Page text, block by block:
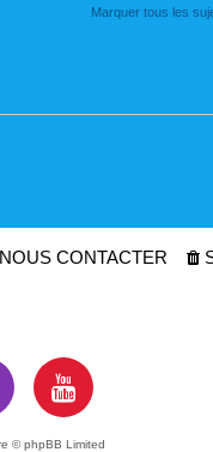
Marquer tous les
NOUS CONTACTER
© phpBB Limited